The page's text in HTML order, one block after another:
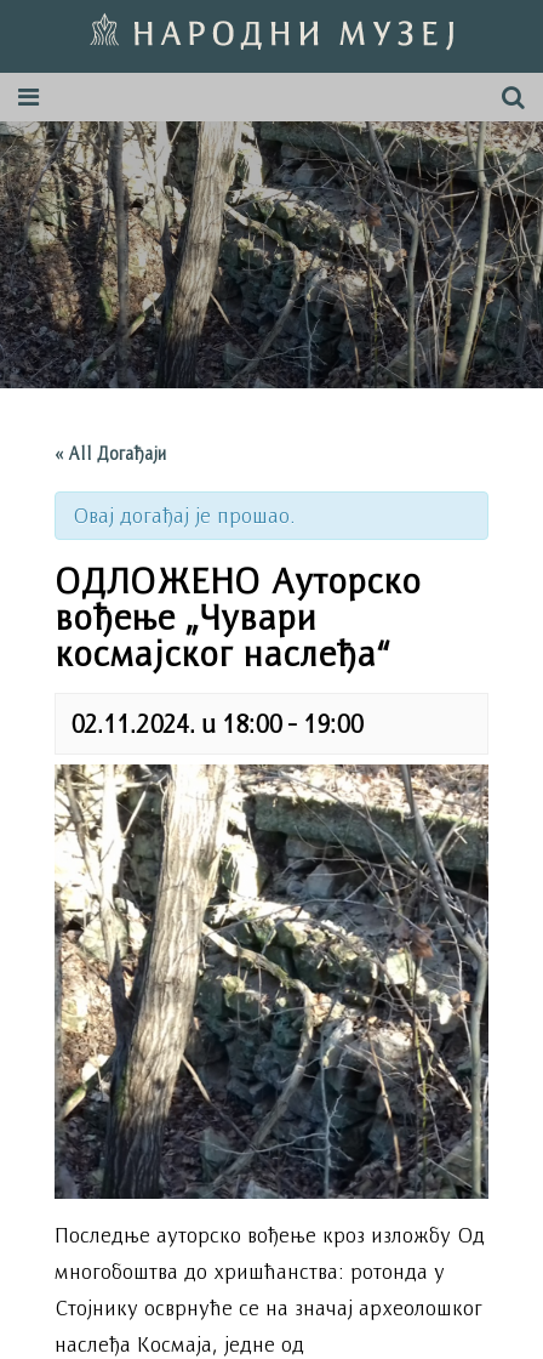
« All Догађаји
Овај догађај је прошао.
ОДЛОЖЕНО Ауторско
вођење „Чувари
космајског наслеђа“
02.11.2024. u 18:00- 19:00
Последње ауторско вођење кроз изложбу Од
многобоштва до хришћанства: ротонда у
Стојнику осврнуће се на значај археолошког
наслеђа Космаја, једне од